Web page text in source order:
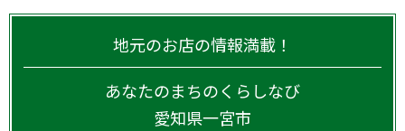
地元のお店の情報満載！
あなたのまちのくらしなび
愛知県一宮市